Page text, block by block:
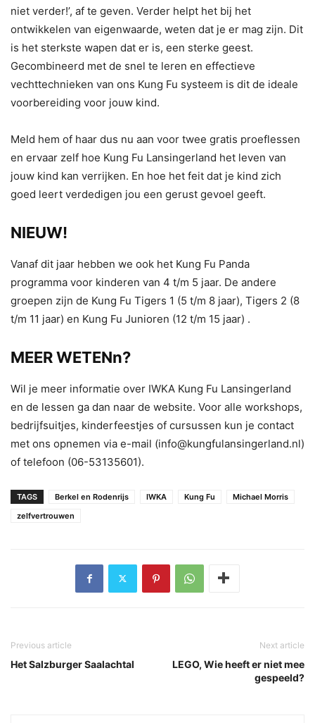
niet verder!’, af te geven. Verder helpt het bij het
ontwikkelen van eigenwaarde, weten dat je er mag zijn. Dit
is het sterkste wapen dat er is, een sterke geest.
Gecombineerd met de snel te leren en effectieve
vechttechnieken van ons Kung Fu systeem is dit de ideale
voorbereiding voor jouw kind.
Meld hem of haar dus nu aan voor twee gratis proeflessen
en ervaar zelf hoe Kung Fu Lansingerland het leven van
jouw kind kan verrijken. En hoe het feit dat je kind zich
goed leert verdedigen jou een gerust gevoel geeft.
NIEUW!
Vanaf dit jaar hebben we ook het Kung Fu Panda
programma voor kinderen van 4 t/m 5 jaar. De andere
groepen zijn de Kung Fu Tigers 1 (5 t/m 8 jaar), Tigers 2 (8
t/m 11 jaar) en Kung Fu Junioren (12 t/m 15 jaar) .
MEER WETENn?
Wil je meer informatie over IWKA Kung Fu Lansingerland
en de lessen ga dan naar de website. Voor alle workshops,
bedrijfsuitjes, kinderfeestjes of cursussen kun je contact
met ons opnemen via e-mail (info@kungfulansingerland.nl)
of telefoon (06-53135601).
TAGS Berkel en Rodenrijs IWKA Kung Fu
Michael Morris
zelfvertrouwen
Previous article
Het Salzburger Saalachtal
Next article
LEGO, Wie heeft er niet mee
gespeeld?